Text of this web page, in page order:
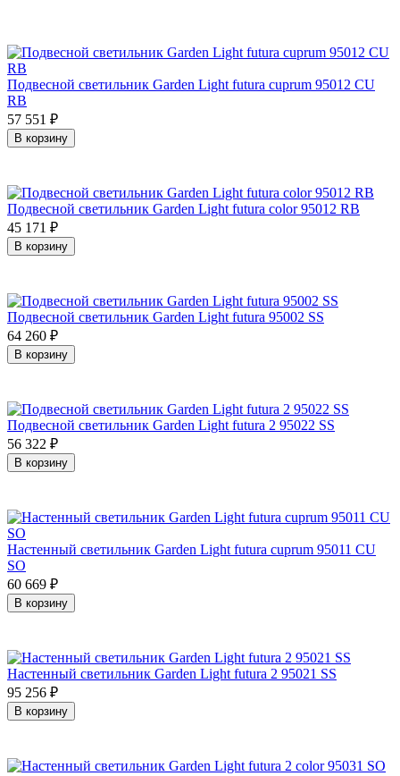
Подвесной светильник Garden Light futura cuprum 95012 CU
RB
57 551 ₽
В корзину
Подвесной светильник Garden Light futura color 95012 RB
45 171 ₽
В корзину
Подвесной светильник Garden Light futura 95002 SS
64 260 ₽
В корзину
Подвесной светильник Garden Light futura 2 95022 SS
56 322 ₽
В корзину
Настенный светильник Garden Light futura cuprum 95011 CU
SO
60 669 ₽
В корзину
Настенный светильник Garden Light futura 2 95021 SS
95 256 ₽
В корзину